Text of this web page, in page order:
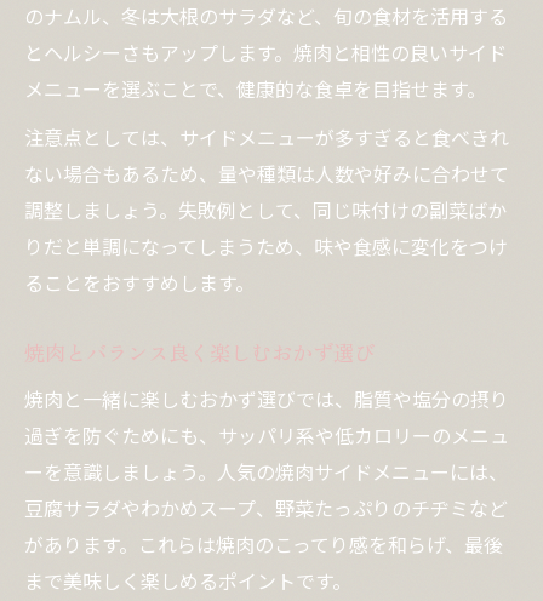
のナムル、冬は大根のサラダなど、旬の食材を活用する
とヘルシーさもアップします。焼肉と相性の良いサイド
メニューを選ぶことで、健康的な食卓を目指せます。
注意点としては、サイドメニューが多すぎると食べきれ
ない場合もあるため、量や種類は人数や好みに合わせて
調整しましょう。失敗例として、同じ味付けの副菜ばか
りだと単調になってしまうため、味や食感に変化をつけ
ることをおすすめします。
焼肉とバランス良く楽しむおかず選び
焼肉と一緒に楽しむおかず選びでは、脂質や塩分の摂り
過ぎを防ぐためにも、サッパリ系や低カロリーのメニュ
ーを意識しましょう。人気の焼肉サイドメニューには、
豆腐サラダやわかめスープ、野菜たっぷりのチヂミなど
があります。これらは焼肉のこってり感を和らげ、最後
まで美味しく楽しめるポイントです。